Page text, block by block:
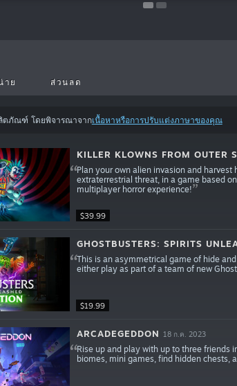
าย ส่วนลด
ตภัณฑ์ โดยพิจารณาจากเนื้อหาหรือการปรับแต่งภาษาของคุณ
$39.99
KILLER KLOWNS FROM OUTER
Plan your own alien invasion and
extraterrestrial threat, in a game based
multiplayer horror experience!
$19.99
GHOSTBUSTERS: SPIRITS
This is an asymmetrical game of hide
either play as part of a team of new
ARCADEGEDDON 18 ก.ค. 2023
Rise up and play with up to three friends
biomes, mini games, find hidden chests,